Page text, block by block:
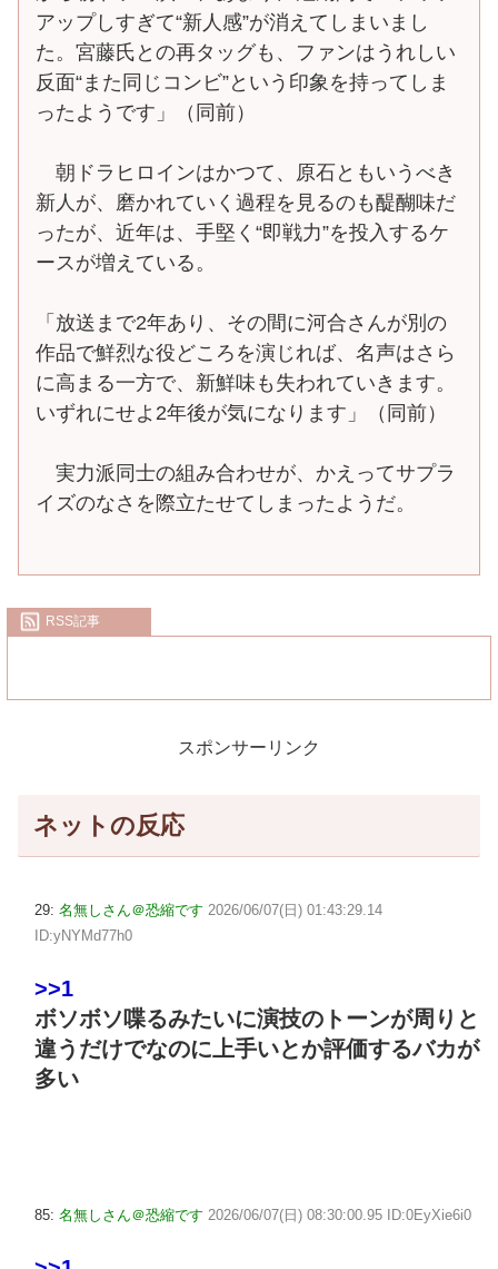
アップしすぎて“新人感”が消えてしまいまし
た。宮藤氏との再タッグも、ファンはうれしい
反面“また同じコンビ”という印象を持ってしま
ったようです」（同前）
朝ドラヒロインはかつて、原石ともいうべき
新人が、磨かれていく過程を見るのも醍醐味だ
ったが、近年は、手堅く“即戦力”を投入するケ
ースが増えている。
「放送まで2年あり、その間に河合さんが別の
作品で鮮烈な役どころを演じれば、名声はさら
に高まる一方で、新鮮味も失われていきます。
いずれにせよ2年後が気になります」（同前）
実力派同士の組み合わせが、かえってサプラ
イズのなさを際立たせてしまったようだ。
RSS記事
スポンサーリンク
ネットの反応
29: 名無しさん＠恐縮です 2026/06/07(日) 01:43:29.14
ID:yNYMd77h0
>>1
ボソボソ喋るみたいに演技のトーンが周りと
違うだけでなのに上手いとか評価するバカが
多い
85: 名無しさん＠恐縮です 2026/06/07(日) 08:30:00.95 ID:0EyXie6i0